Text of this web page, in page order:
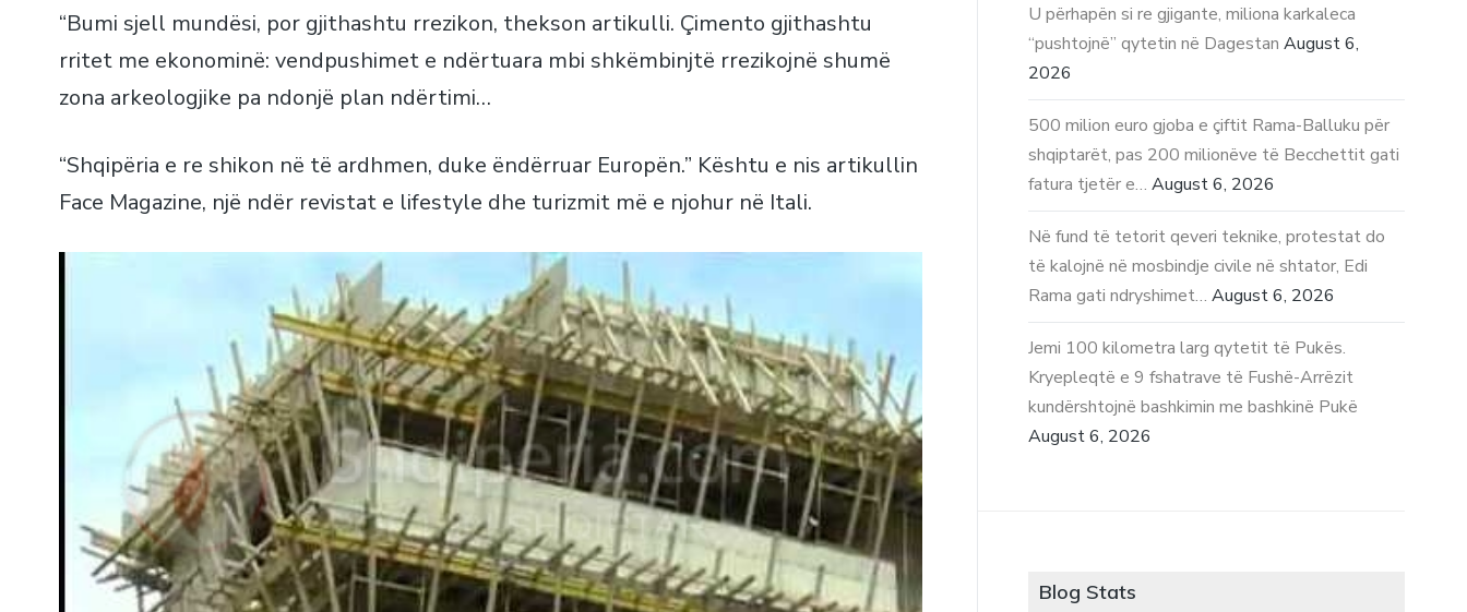
“Bumi sjell mundësi, por gjithashtu rrezikon, thekson artikulli. Çimento gjithashtu
rritet me ekonominë: vendpushimet e ndërtuara mbi shkëmbinjtë rrezikojnë shumë
zona arkeologjike pa ndonjë plan ndërtimi…
“Shqipëria e re shikon në të ardhmen, duke ëndërruar Europën.” Kështu e nis artikullin
Face Magazine, një ndër revistat e lifestyle dhe turizmit më e njohur në Itali.
U përhapën si re gjigante, miliona karkaleca
“pushtojnë” qytetin në Dagestan August 6,
2026
500 milion euro gjoba e çiftit Rama-Balluku për
shqiptarët, pas 200 milionëve të Becchettit gati
fatura tjetër e… August 6, 2026
Në fund të tetorit qeveri teknike, protestat do
të kalojnë në mosbindje civile në shtator, Edi
Rama gati ndryshimet… August 6, 2026
Jemi 100 kilometra larg qytetit të Pukës.
Kryepleqtë e 9 fshatrave të Fushë-Arrëzit
kundërshtojnë bashkimin me bashkinë Pukë
August 6, 2026
Blog Stats